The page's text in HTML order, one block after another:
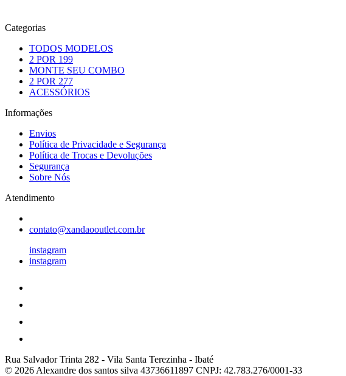
Categorias
TODOS MODELOS
2 POR 199
MONTE SEU COMBO
2 POR 277
ACESSÓRIOS
Informações
Envios
Política de Privacidade e Segurança
Política de Trocas e Devoluções
Segurança
Sobre Nós
Atendimento
contato@xandaooutlet.com.br
instagram
instagram
Rua Salvador Trinta 282 - Vila Santa Terezinha - Ibaté
© 2026 Alexandre dos santos silva 43736611897 CNPJ: 42.783.276/0001-33